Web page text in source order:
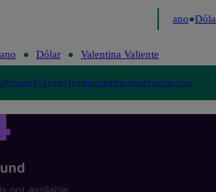
Fútbol peruano Dólar
Dólar Valentina Valiente
MundoTe ayudoTendenciasDeportesEspectáculos